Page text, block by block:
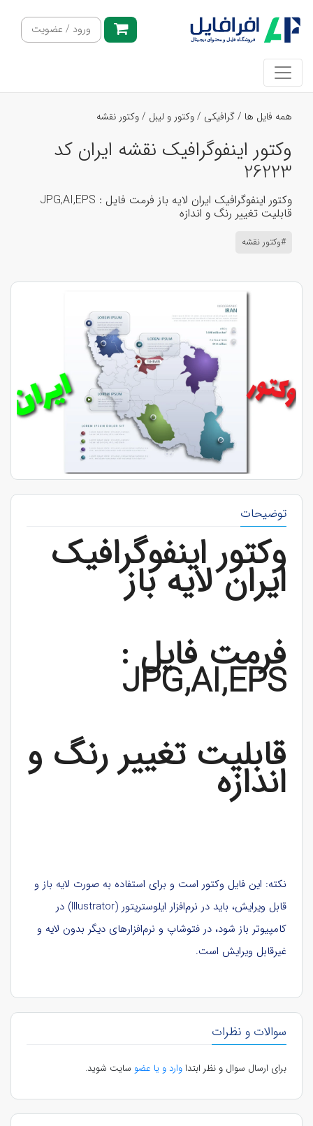
ورود / عضویت
همه فایل ها /گرافیکی /وکتور و لیبل /وکتور نقشه
وکتور اینفوگرافیک نقشه ایران کد
26223
وکتور اینفوگرافیک ایران لایه باز فرمت فایل : JPG,AI,EPS
قابلیت تغییر رنگ و اندازه
#وکتور نقشه
توضیحات
وکتور اینفوگرافیک
ایران لایه باز
فرمت فایل :
JPG,AI,EPS
قابلیت تغییر رنگ و
اندازه
نکته: این فایل وکتور است و برای استفاده به صورت لایه باز و
قابل ویرایش، باید در نرم‌افزار ایلوستریتور (Illustrator) در
کامپیوتر باز شود، در فتوشاپ و نرم‌افزارهای دیگر بدون لایه و
غیرقابل ویرایش است.
سوالات و نظرات
برای ارسال سوال و نظر ابتداوارد و یا عضو سایت شوید.